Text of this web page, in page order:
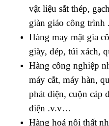
vật liệu sắt thép,
giàn giáo công
Hàng may mặt gia
giày, dép, túi xách,
Hàng công nghiệp
máy cắt, máy hàn,
phát điện, cuộn cáp
điện .v.v…
Hàng hoá nội thất